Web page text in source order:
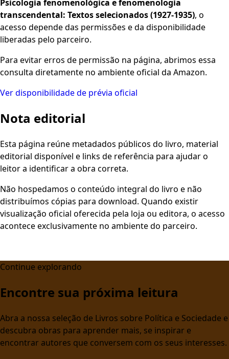
Psicologia fenomenológica e fenomenologia
transcendental: Textos selecionados (1927-1935), o
acesso depende das permissões e da disponibilidade
liberadas pelo parceiro.
Para evitar erros de permissão na página, abrimos essa
consulta diretamente no ambiente oficial da Amazon.
Ver disponibilidade de prévia oficial
Nota editorial
Esta página reúne metadados públicos do livro, material
editorial disponível e links de referência para ajudar o
leitor a identificar a obra correta.
Não hospedamos o conteúdo integral do livro e não
distribuímos cópias para download. Quando existir
visualização oficial oferecida pela loja ou editora, o acesso
acontece exclusivamente no ambiente do parceiro.
Continue explorando
Encontre sua próxima leitura
Abra a nossa seleção de Livros sobre Política e Sociedade e
descubra obras para aprender mais, se inspirar e
encontrar autores que conversem com os seus interesses.